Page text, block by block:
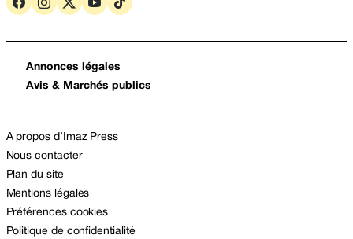
Annonces légales
Avis & Marchés publics
A propos d’Imaz Press
Nous contacter
Plan du site
Mentions légales
Préférences cookies
Politique de confidentialité